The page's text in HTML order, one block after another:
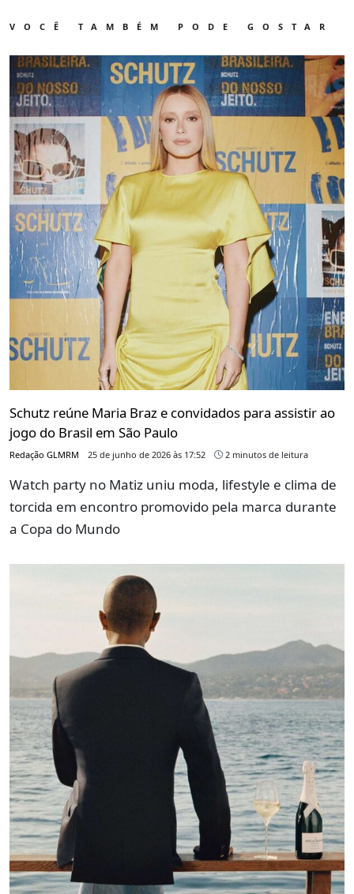
VOCÊ TAMBÉM PODE GOSTAR
Schutz reúne Maria Braz e convidados para assistir ao
jogo do Brasil em São Paulo
Redação GLMRM 25 de junho de 2026 às 17:52 2 minutos de leitura
Watch party no Matiz uniu moda, lifestyle e clima de
torcida em encontro promovido pela marca durante
a Copa do Mundo